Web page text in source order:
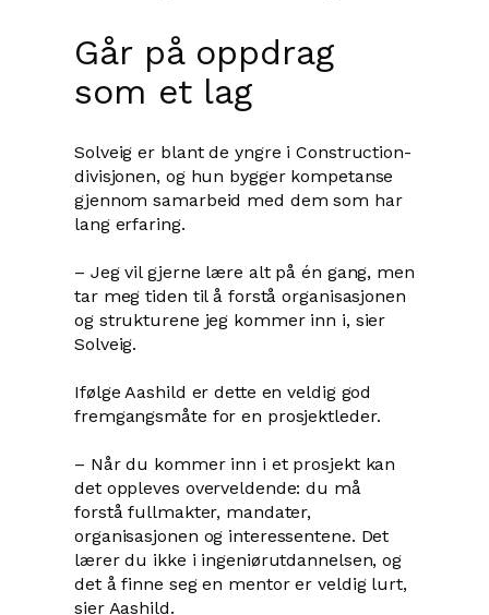
Går på oppdrag
som et lag
Solveig er blant de yngre i Construction-
divisjonen, og hun bygger kompetanse
gjennom samarbeid med dem som har
lang erfaring.
– Jeg vil gjerne lære alt på én gang, men
tar meg tiden til å forstå organisasjonen
og strukturene jeg kommer inn i, sier
Solveig.
Ifølge Aashild er dette en veldig god
fremgangsmåte for en prosjektleder.
– Når du kommer inn i et prosjekt kan
det oppleves overveldende: du må
forstå fullmakter, mandater,
organisasjonen og interessentene. Det
lærer du ikke i ingeniørutdannelsen, og
det å finne seg en mentor er veldig lurt,
sier Aashild.